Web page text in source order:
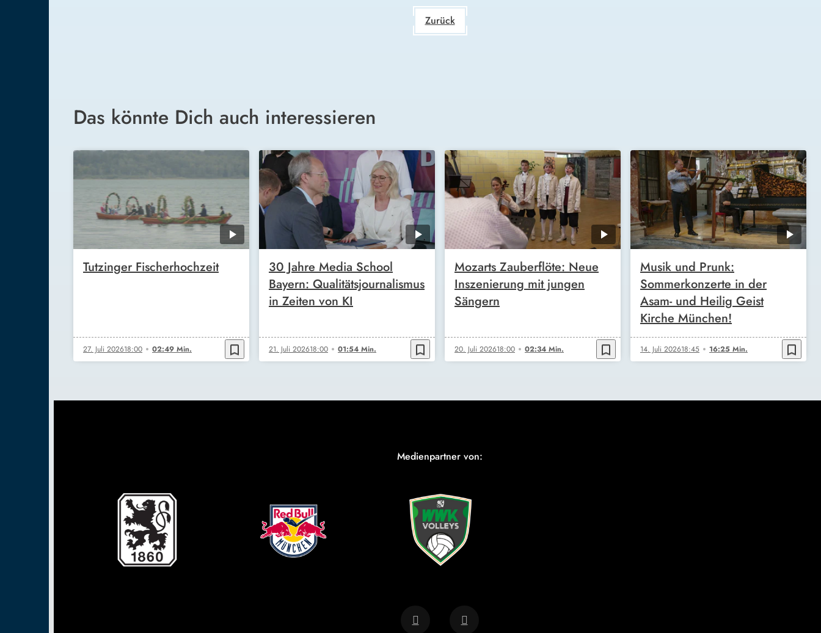
Zurück
Das könnte Dich auch interessieren
Tutzinger Fischerhochzeit
27. Juli 202618:00 02:49 Min. bookmark_border
30 Jahre Media School
Bayern: Qualitätsjournalismus
in Zeiten von KI
21. Juli 202618:00 01:54 Min. bookmark_border
Mozarts Zauberflöte: Neue
Inszenierung mit jungen
Sängern
20. Juli 202618:00 02:34 Min. bookmark_border
Musik und Prunk:
Sommerkonzerte in der
Asam- und Heilig Geist
Kirche München!
14. Juli 202618:45 16:25 Min. bookmark_border
Medienpartner von: